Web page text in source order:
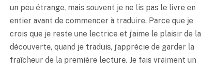
un peu étrange, mais souvent je ne lis pas le livre en
entier avant de commencer à traduire. Parce que je
crois que je reste une lectrice et j’aime le plaisir de la
découverte, quand je traduis, j’apprécie de garder la
fraîcheur de la première lecture. Je fais vraiment un